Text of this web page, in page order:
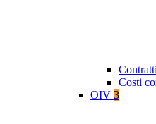
Costi
OIV 3